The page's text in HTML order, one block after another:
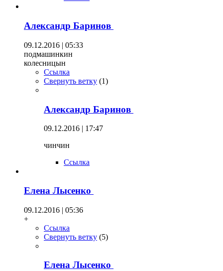
Александр Баринов
09.12.2016 | 05:33
подмашинкин
колесницын
Ссылка
Свернуть ветку (1)
Александр Баринов
09.12.2016 | 17:47
чинчин
Ссылка
Елена Лысенко
09.12.2016 | 05:36
+
Ссылка
Свернуть ветку (5)
Елена Лысенко